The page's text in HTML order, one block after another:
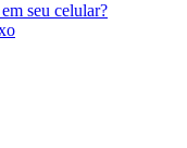
seu celular?